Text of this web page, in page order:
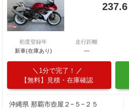
237.6
初度登録年
新車(在庫あり)
走行距離
―
1分で完了！
【無料】見積・在庫確認
沖縄県 那覇市壺屋２−５−２５